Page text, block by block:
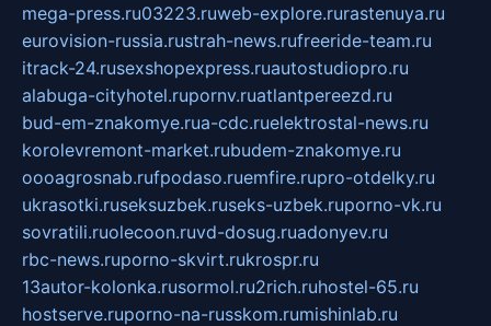
mega-press.ru03223.ruweb-explore.rurastenuya.ru
eurovision-russia.rustrah-news.rufreeride-team.ru
itrack-24.rusexshopexpress.ruautostudiopro.ru
alabuga-cityhotel.rupornv.ruatlantpereezd.ru
bud-em-znakomye.rua-cdc.ruelektrostal-news.ru
korolevremont-market.rubudem-znakomye.ru
oooagrosnab.rufpodaso.ruemfire.rupro-otdelky.ru
ukrasotki.ruseksuzbek.ruseks-uzbek.ruporno-vk.ru
sovratili.ruolecoon.ruvd-dosug.ruadonyev.ru
rbc-news.ruporno-skvirt.rukrospr.ru
13autor-kolonka.rusormol.ru2rich.ruhostel-65.ru
hostserve.ruporno-na-russkom.rumishinlab.ru